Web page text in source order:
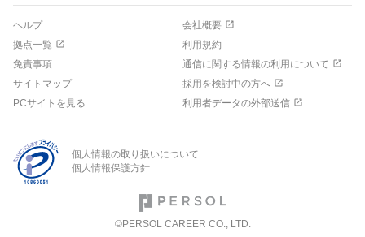
ヘルプ
会社概要
拠点一覧
利用規約
免責事項
通信に関する情報の利用について
サイトマップ
採用を検討中の方へ
PCサイトを見る
利用者データの外部送信
個人情報の取り扱いについて
個人情報保護方針
©PERSOL CAREER CO., LTD.